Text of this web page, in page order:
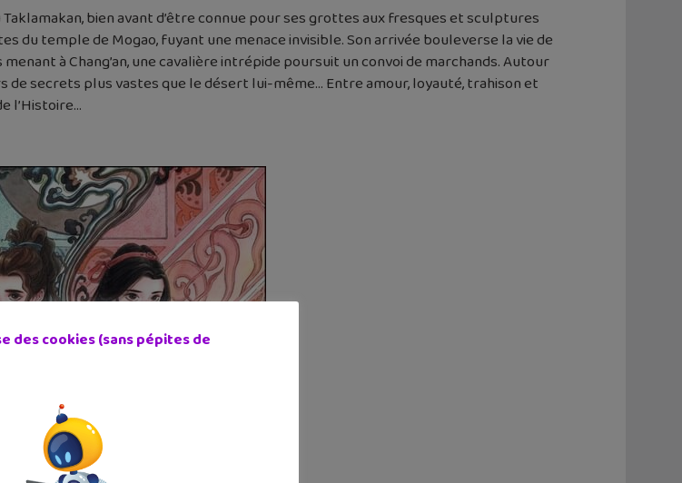
bien avant d’être connue pour ses grottes aux fresques et sculptures
du temple de Mogao, fuyant une menace invisible. Son arrivée bouleverse la vie de
à Chang’an, une cavalière intrépide poursuit un convoi de marchands. Autour
secrets plus vastes que le désert lui-même… Entre amour, loyauté, trahison et
l’Histoire…
des cookies (sans pépites de